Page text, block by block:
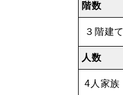
階数
３階建て
人数
4人家族